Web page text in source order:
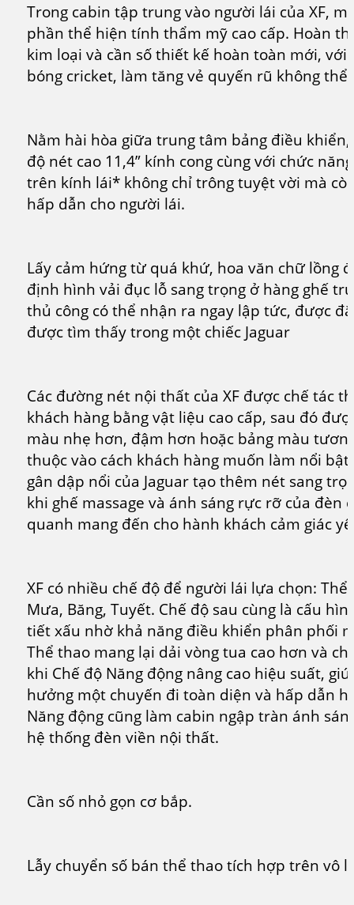
Trong cabin tập trung vào người lái của XF,
phần thể hiện tính thẩm mỹ cao cấp. Hoàn
kim loại và cần số thiết kế hoàn toàn mới,
bóng cricket, làm tăng vẻ quyến rũ không thể
Nằm hài hòa giữa trung tâm bảng điều
độ nét cao 11,4” kính cong cùng với chức
trên kính lái* không chỉ trông tuyệt vời mà
hấp dẫn cho người lái.
Lấy cảm hứng từ quá khứ, hoa văn chữ lồng
định hình vải đục lỗ sang trọng ở hàng ghế
thủ công có thể nhận ra ngay lập tức, được
được tìm thấy trong một chiếc Jaguar
Các đường nét nội thất của XF được chế tác
khách hàng bằng vật liệu cao cấp, sau đó
màu nhẹ hơn, đậm hơn hoặc bảng màu
thuộc vào cách khách hàng muốn làm nổi
gân dập nổi của Jaguar tạo thêm nét sang
khi ghế massage và ánh sáng rực rỡ của đèn
quanh mang đến cho hành khách cảm giác
XF có nhiều chế độ để người lái lựa chọn:
Mưa, Băng, Tuyết. Chế độ sau cùng là cấu
tiết xấu nhờ khả năng điều khiển phân phối
Thể thao mang lại dải vòng tua cao hơn và
khi Chế độ Năng động nâng cao hiệu suất,
hưởng một chuyến đi toàn diện và hấp dẫn
Năng động cũng làm cabin ngập tràn ánh
hệ thống đèn viền nội thất.
Cần số nhỏ gọn cơ bắp.
Lẫy chuyển số bán thể thao tích hợp trên vô